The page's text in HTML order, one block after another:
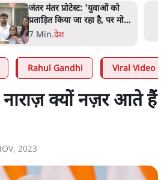
जंतर मंतर प्रोटेस्ट: 'युवाओं को
प्रताड़ित किया जा रहा है, पर मोदी-
शाह में बोलने की हिम्मत नहीं'-
7 Min.देश
Rahul Gandhi Viral Video
क्यों नज़र आते हैं
2023